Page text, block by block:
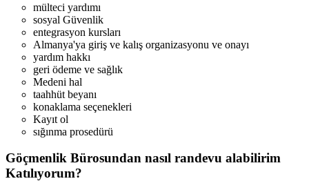
mülteci yardımı
sosyal Güvenlik
entegrasyon kursları
Almanya'ya giriş ve kalış organizasyonu ve onayı
yardım hakkı
geri ödeme ve sağlık
Medeni hal
taahhüt beyanı
konaklama seçenekleri
Kayıt ol
sığınma prosedürü
Göçmenlik Bürosundan nasıl randevu alabilirim
Katılıyorum?